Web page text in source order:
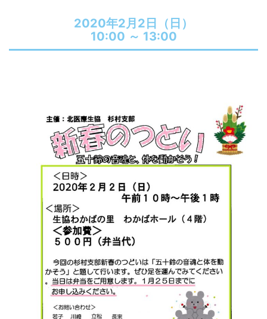
2020年2月2日（日）
10:00 ～ 13:00